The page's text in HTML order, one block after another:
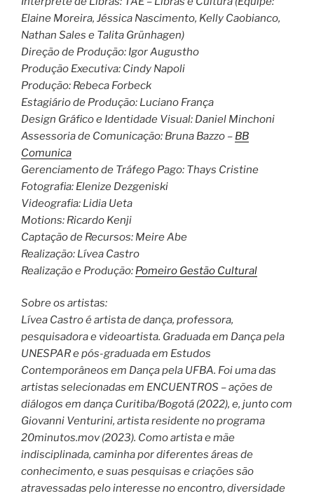
Elaine Moreira, Jéssica Nascimento, Kelly Caobianco,
Nathan Sales e Talita Grünhagen)
Direção de Produção: Igor Augustho
Produção Executiva: Cindy Napoli
Produção: Rebeca Forbeck
Estagiário de Produção: Luciano França
Design Gráfico e Identidade Visual: Daniel Minchoni
Assessoria de Comunicação: Bruna Bazzo – BB
Comunica
Gerenciamento de Tráfego Pago: Thays Cristine
Fotografia: Elenize Dezgeniski
Videografia: Lidia Ueta
Motions: Ricardo Kenji
Captação de Recursos: Meire Abe
Realização: Lívea Castro
Realização e Produção: Pomeiro Gestão Cultural
Sobre os artistas:
Lívea Castro é artista de dança, professora,
pesquisadora e videoartista. Graduada em Dança pela
UNESPAR e pós-graduada em Estudos
Contemporâneos em Dança pela UFBA. Foi uma das
artistas selecionadas em ENCUENTROS – ações de
diálogos em dança Curitiba/Bogotá (2022), e, junto com
Giovanni Venturini, artista residente no programa
20minutos.mov (2023). Como artista e mãe
indisciplinada, caminha por diferentes áreas de
conhecimento, e suas pesquisas e criações são
atravessadas pelo interesse no encontro, diversidade